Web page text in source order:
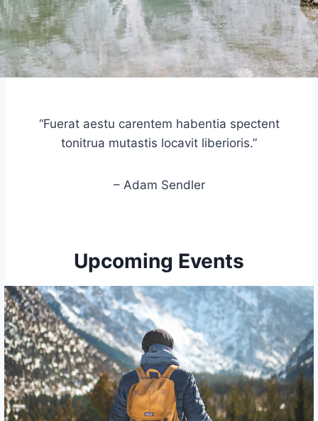
“Fuerat aestu carentem habentia spectent
tonitrua mutastis locavit liberioris.”
– Adam Sendler
Upcoming Events